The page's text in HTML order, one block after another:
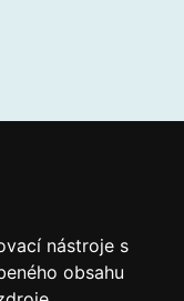
nástroje s
obsahu